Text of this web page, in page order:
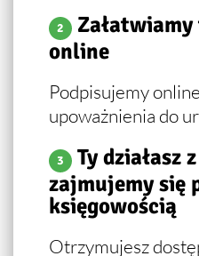
2
online
Podpisujemy
upoważnienia do
3
Ty działasz
zajmujemy się
księgowością
Otrzymujesz